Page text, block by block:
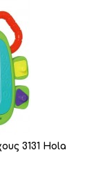
3131 Hola